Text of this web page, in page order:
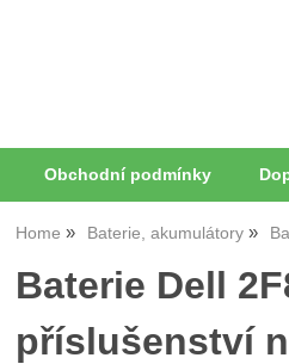
Obchodní podmínky
Home Baterie, akumulátory
Baterie Dell
příslušenství